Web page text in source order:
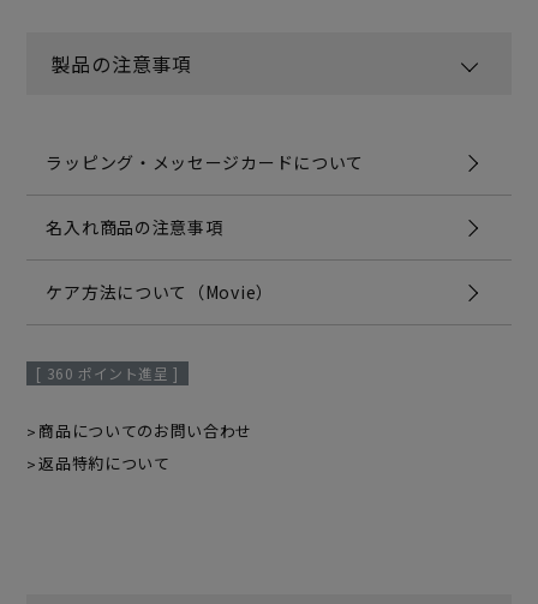
製品の注意事項
ラッピング・メッセージカードについて
名入れ商品の注意事項
ケア方法について（Movie）
[ 360 ポイント進呈 ]
商品についてのお問い合わせ
返品特約について